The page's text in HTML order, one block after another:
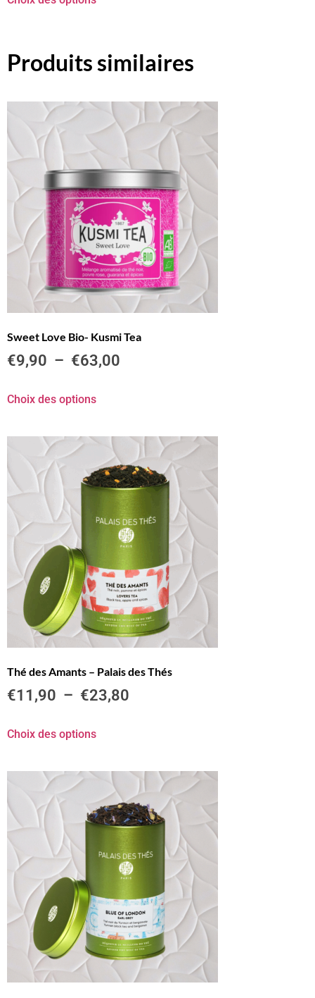
Produits similaires
Sweet Love Bio- Kusmi Tea
€9,90 – €63,00
Choix des options
Thé des Amants – Palais des Thés
€11,90 – €23,80
Choix des options